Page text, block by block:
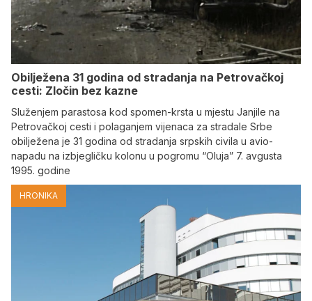
Obilježena 31 godina od stradanja na Petrovačkoj
cesti: Zločin bez kazne
Služenjem parastosa kod spomen-krsta u mjestu Janjile na
Petrovačkoj cesti i polaganjem vijenaca za stradale Srbe
obilježena je 31 godina od stradanja srpskih civila u avio-
napadu na izbjegličku kolonu u pogromu “Oluja” 7. avgusta
1995. godine
HRONIKA